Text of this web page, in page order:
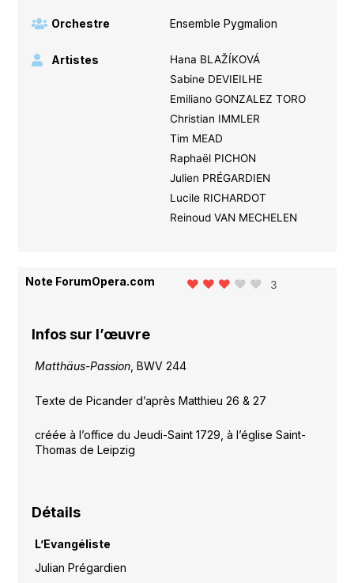
Orchestre Ensemble Pygmalion
Artistes
Hana BLAŽÍKOVÁ
Sabine DEVIEILHE
Emiliano GONZALEZ TORO
Christian IMMLER
Tim MEAD
Raphaël PICHON
Julien PRÉGARDIEN
Lucile RICHARDOT
Reinoud VAN MECHELEN
Note ForumOpera.com 3
Infos sur l’œuvre
Matthäus-Passion, BWV 244
Texte de Picander d’après Matthieu 26 & 27
créée à l’office du Jeudi-Saint 1729, à l’église Saint-
Thomas de Leipzig
Détails
L’Evangéliste
Julian Prégardien